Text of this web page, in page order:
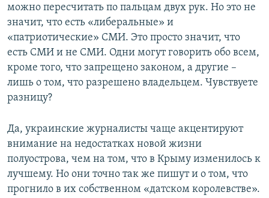
можно пересчитать по пальцам двух рук. Но это не
значит, что есть «либеральные» и
«патриотические» СМИ. Это просто значит, что
есть СМИ и не СМИ. Одни могут говорить обо всем,
кроме того, что запрещено законом, а другие –
лишь о том, что разрешено владельцем. Чувствуете
разницу?
Да, украинские журналисты чаще акцентируют
внимание на недостатках новой жизни
полуострова, чем на том, что в Крыму изменилось к
лучшему. Но они точно так же пишут и о том, что
прогнило в их собственном «датском королевстве».